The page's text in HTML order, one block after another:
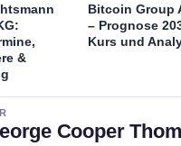
&
Bitcoin Group
– Prognose
Kurs und
Cooper